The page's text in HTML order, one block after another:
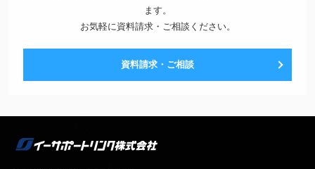
ます。
お気軽に資料請求・ご相談ください。
資料請求・ご相談